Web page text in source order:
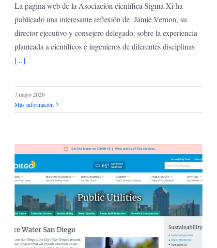
La página web de la Asociación científica Sigma Xi ha
publicado una interesante reflexión de Jamie Vernon, su
director ejecutivo y consejero delegado, sobre la experiencia
planteada a científicos e ingenieros de diferentes disciplinas
[...]
7 mayo 2020
Más información